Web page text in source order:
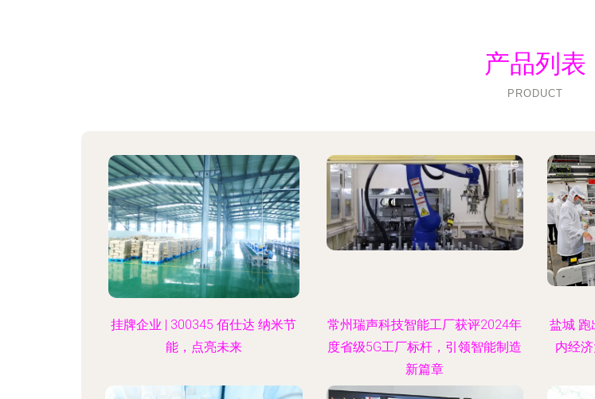
产品列表
PRODUCT
挂牌企业 | 300345 佰仕达 纳米节
能，点亮未来
常州瑞声科技智能工厂获评2024年
度省级5G工厂标杆，引领智能制造
新篇章
盐城 跑
内经